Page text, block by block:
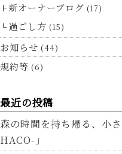
新オーナーブログ (17)
過ごし方 (15)
お知らせ (44)
規約等 (6)
最近の投稿
森の時間を持ち帰る、小
HACO-」